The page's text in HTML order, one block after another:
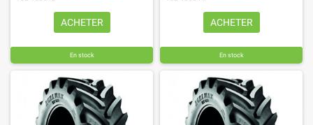
ACHETER
En stock
ACHETER
En stock